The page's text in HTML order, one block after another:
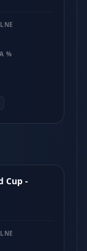
%
Cup -